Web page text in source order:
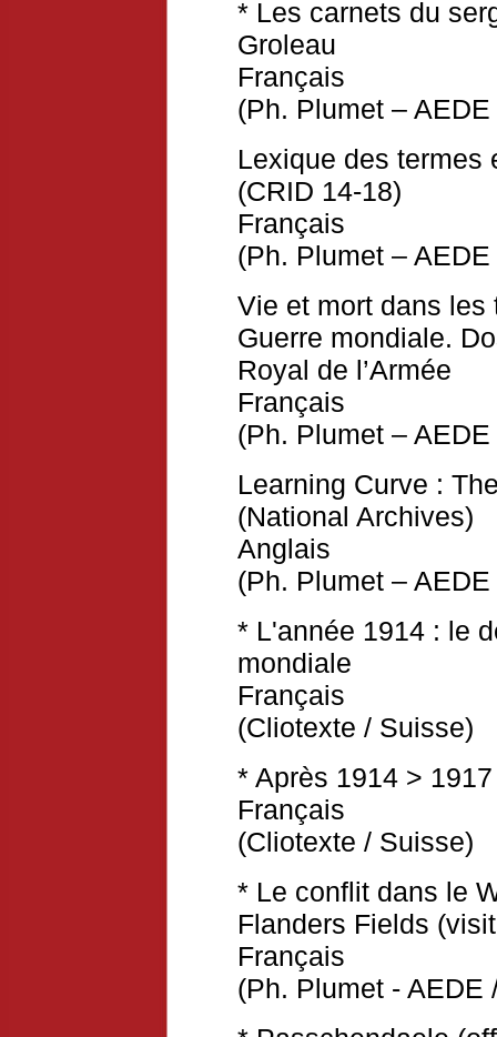
* Les carnets du
Groleau
Français
(Ph. Plumet –
Lexique des termes
(CRID 14-18)
Français
(Ph. Plumet –
Vie et mort dans les
Guerre mondiale.
Royal de l’Armée
Français
(Ph. Plumet –
Learning Curve :
(National Archives)
Anglais
(Ph. Plumet –
* L'année 1914 : le
mondiale
Français
(Cliotexte / Suisse)
* Après 1914 >
Français
(Cliotexte / Suisse)
* Le conflit dans le
Flanders Fields
Français
(Ph. Plumet - AEDE